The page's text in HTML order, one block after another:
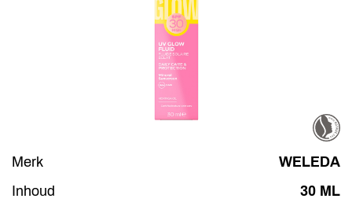
Merk
WELEDA
Inhoud
30 ML